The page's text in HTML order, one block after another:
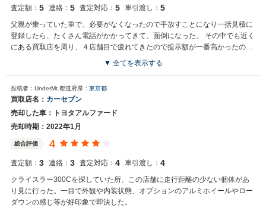
査定額： 5 連絡： 5 査定対応： 5 車引渡し： 5
父親が乗っていた車で、必要がなくなったので手放すことになり一括見積に
登録したら、たくさん電話がかかってきて、面倒になった。 その中でも近く
にある買取店を周り、４店舗目で疲れてきたので提示額が一番高かったので
売却し、担当の対応もよかった。
買取店からの返信
お世話になっております。 株式会社ネクステージでございます。 この
度はネクステージをご利用いただきまして誠にありがとうございまし
た。 弊社ではアルファードのようなミニバンの専門店を展開している
関係もあり、大変得意な車種となっております。ミニバンの他にも輸
会がございましたら是非お力添えできれば幸いでございます。 今後と
も宜しくお願い申し上げます。
▼ 全てを表示する
投稿者：UnderMt. 都道府県： 東京都
買取店名： カーセブン
売却した車：トヨタアルファード
売却時期：2022年1月
総合評価 4
査定額： 3 連絡： 3 査定対応： 4 車引渡し： 4
クライスラー300Cを探していた所、この店舗に走行距離の少ない個体があ
り見に行った。一目で外観や内装状態、オプションのアルミホイールやロー
ダウンの感じ等が好印象で即決した。